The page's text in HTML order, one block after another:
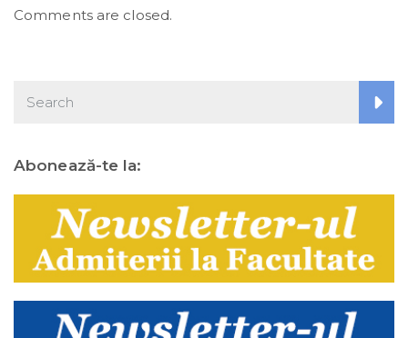
Comments are closed.
Abonează-te la: